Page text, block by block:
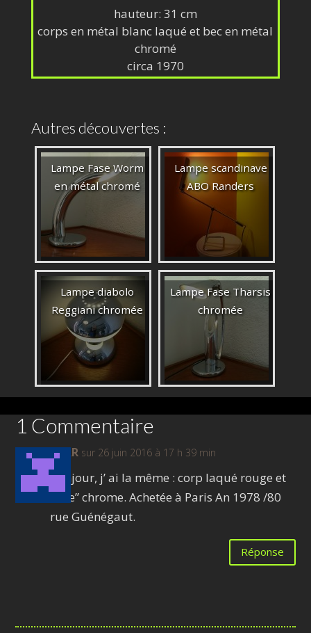
hauteur: 31 cm
corps en métal blanc laqué et bec en métal
chromé
circa 1970
Autres découvertes :
Lampe Fase Worm
en métal chromé
Lampe scandinave
ABO Randers
Lampe diabolo
Reggiani chromée
Lampe Fase Tharsis
chromée
1 Commentaire
BARR sur 26 juin 2016 à 17 h 39 min
Bonjour, j’ ai la même : corp laqué rouge et
“tête” chrome. Achetée à Paris An 1978 /80
rue Guénégaut.
Réponse